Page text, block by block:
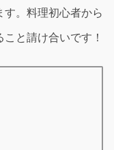
。料理初心者から
と請け合いです！